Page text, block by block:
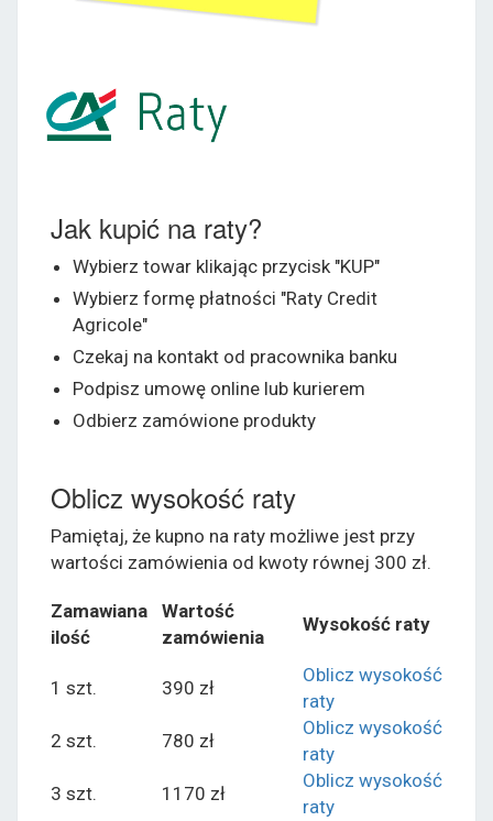
Jak kupić na raty?
Wybierz towar klikając przycisk "KUP"
Wybierz formę płatności "Raty Credit
Agricole"
Czekaj na kontakt od pracownika banku
Podpisz umowę online lub kurierem
Odbierz zamówione produkty
Oblicz wysokość raty
Pamiętaj, że kupno na raty możliwe jest przy
wartości zamówienia od kwoty równej 300 zł.
Zamawiana
ilość
Wartość
zamówienia
Wysokość raty
1 szt. 390 zł
Oblicz wysokość
raty
2 szt.
780 zł
Oblicz wysokość
raty
3 szt.
1170 zł
Oblicz wysokość
raty